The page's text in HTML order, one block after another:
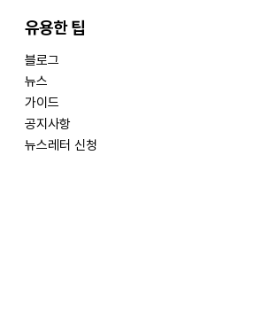
​유용한 팁
블로그
뉴스
가이드
공지사항
뉴스레터 신청